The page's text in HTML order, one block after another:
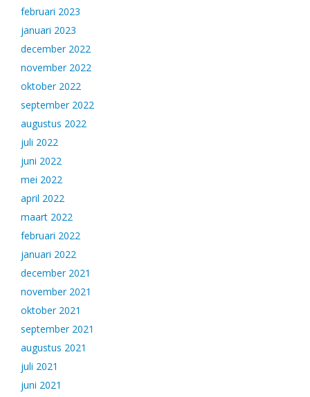
februari 2023
januari 2023
december 2022
november 2022
oktober 2022
september 2022
augustus 2022
juli 2022
juni 2022
mei 2022
april 2022
maart 2022
februari 2022
januari 2022
december 2021
november 2021
oktober 2021
september 2021
augustus 2021
juli 2021
juni 2021